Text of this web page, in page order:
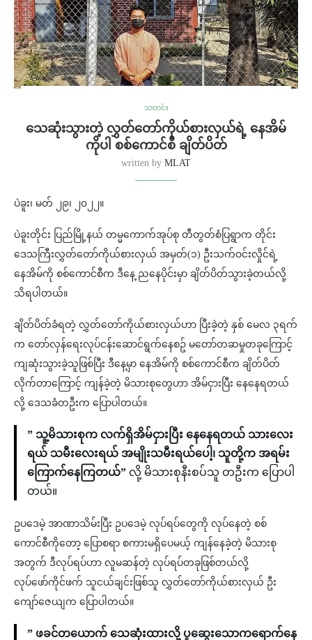
သတင်း
သေဆုံးသွားတဲ့ လွှတ်တော်ကိုယ်စားလှယ်ရဲ့ နေအိမ်
ကိုပါ စစ်ကောင်စီ ချိတ်ပိတ်
written by MLAT
ပဲခူး၊‌ မတ် ၂၉၊ ၂၀၂၂။
ပဲခူးတိုင်း ပြည်မြို့နယ် တမ္မကောက်အုပ်စု တီတွတ်စံပြရွာက တိုင်း
ဒေသကြီးလွှတ်တော်ကိုယ်စားလှယ် အမှတ်(၁) ဦးသက်ဝင်းလှိုင်ရဲ့
နေအိမ်ကို စစ်ကောင်စီက ဒီနေ့ ညနေပိုင်းမှာ ချိတ်ပိတ်သွားခဲ့တယ်လို့
သိရပါတယ်။
ချိတ်ပိတ်ခံရတဲ့ လွှတ်တော်ကိုယ်စားလှယ်ဟာ ပြီးခဲ့တဲ့ နှစ် မေလ ၃ရက်
က တော်လှန်‌ရေးလုပ်ငန်းဆောင်ရွက်နေစဥ် မတော်တဆမှုတခုကြောင့်
ကျဆုံးသွားခဲ့သူဖြစ်ပြီး ဒီနေ့မှာ နေအိမ်ကို စစ်ကောင်စီက ချိတ်ပိတ်
လိုက်တာကြောင့် ကျန်ခဲ့တဲ့ မိသားစုတွေဟာ အိမ်ငှားပြီး နေနေရတယ်
လို့ ဒေသခံတဦးက ပြောပါတယ်။
” သူ့မိသားစုက လက်ရှိအိမ်ငှားပြီး နေနေရတယ် သားလေး
ရယ် သမီးလေးရယ် အမျိုးသမီးရယ်ပေါ့၊ သူတို့က အရမ်း
ကြောက်နေကြတယ်” လို့ ‌မိသားစုနီးစပ်သူ တဦးက ပြောပါ
တယ်။
ဥပဒေမဲ့ အာဏာသိမ်းပြီး ဥပဒေမဲ့ လုပ်ရပ်တွေကို လုပ်နေတဲ့ စစ်
ကောင်စီကိုတော့ ပြောစရာ စကားမရှိပေမယ့် ကျန်နေခဲ့တဲ့ မိသားစု
အတွက် ဒီလုပ်ရပ်ဟာ လူမဆန်တဲ့ လုပ်ရပ်တခုဖြစ်တယ်လို့
လုပ်ဖော်ကိုင်ဖက် သူငယ်ချင်းဖြစ်သူ လွှတ်တော်ကိုယ်စားလှယ် ဦး
ကျော်ဇေယျက ပြောပါတယ်။
” ဖခင်တယောက် ‌သေဆုံးထားလို့ ပူဆွေးသောကရောက်နေ